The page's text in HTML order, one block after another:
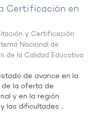
Certificación en
y Certificación
Nacional de
de la Calidad Educativa
de avance en la
la oferta de
y en la región
las dificultades ...